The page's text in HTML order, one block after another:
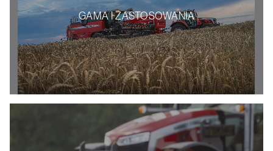
GAMA I ZASTOSOWANIA